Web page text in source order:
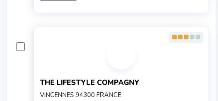
THE LIFESTYLE COMPAGNY
VINCENNES 94300 FRANCE